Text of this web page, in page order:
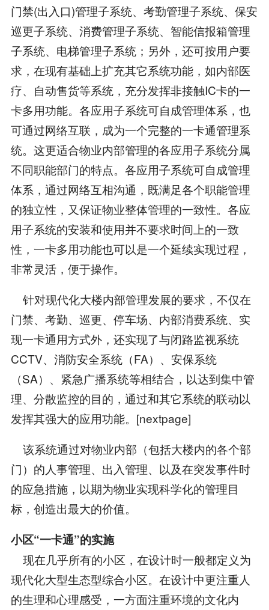
门禁(出入口)管理子系统、考勤管理子系统、保安
巡更子系统、消费管理子系统、智能信报箱管理
子系统、电梯管理子系统；另外，还可按用户要
求，在现有基础上扩充其它系统功能，如内部医
疗、自动售货等系统，充分发挥非接触IC卡的一
卡多用功能。各应用子系统可自成管理体系，也
可通过网络互联，成为一个完整的一卡通管理系
统。这更适合物业内部管理的各应用子系统分属
不同职能部门的特点。各应用子系统可自成管理
体系，通过网络互相沟通，既满足各个职能管理
的独立性，又保证物业整体管理的一致性。各应
用子系统的安装和使用并不要求时间上的一致
性，一卡多用功能也可以是一个延续实现过程，
非常灵活，便于操作。
针对现代化大楼内部管理发展的要求，不仅在
门禁、考勤、巡更、停车场、内部消费系统、实
现一卡通用方式外，还实现了与闭路监视系统
CCTV、消防安全系统（FA）、安保系统
（SA）、紧急广播系统等相结合，以达到集中管
理、分散监控的目的，通过和其它系统的联动以
发挥其强大的应用功能。[nextpage]
该系统通过对物业内部（包括大楼内的各个部
门）的人事管理、出入管理、以及在突发事件时
的应急措施，以期为物业实现科学化的管理目
标，创造出最大的价值。
小区“一卡通”的实施
现在几乎所有的小区，在设计时一般都定义为
现代化大型生态型综合小区。在设计中更注重人
的生理和心理感受，一方面注重环境的文化内